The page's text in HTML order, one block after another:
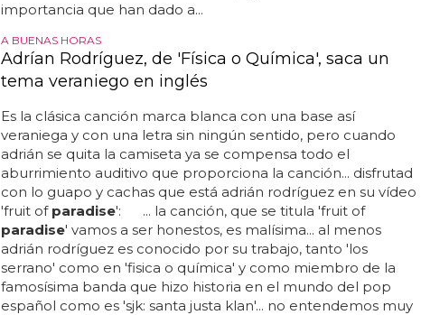
importancia que han dado a...
A BUENAS HORAS
Adrían Rodríguez, de 'Física o Química', saca un
tema veraniego en inglés
Es la clásica canción marca blanca con una base así
veraniega y con una letra sin ningún sentido, pero cuando
adrián se quita la camiseta ya se compensa todo el
aburrimiento auditivo que proporciona la canción... disfrutad
con lo guapo y cachas que está adrián rodríguez en su vídeo
'fruit of paradise': ... la canción, que se titula 'fruit of
paradise' vamos a ser honestos, es malísima... al menos
adrián rodríguez es conocido por su trabajo, tanto 'los
serrano' como en 'fisica o química' y como miembro de la
famosísima banda que hizo historia en el mundo del pop
español como es 'sjk: santa justa klan'... no entendemos muy